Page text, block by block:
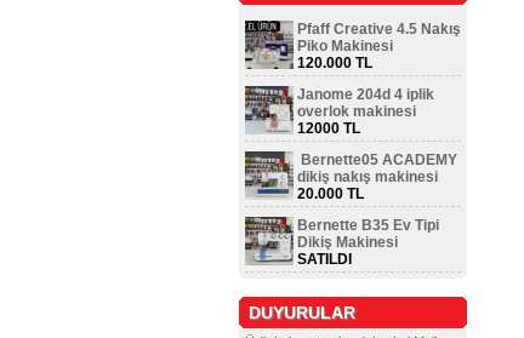
Pfaff Creative 4.5 Nakış
Piko Makinesi
120.000 TL
Janome 204d 4 iplik
overlok makinesi
12000 TL
Bernette05 ACADEMY
dikiş nakış makinesi
20.000 TL
Bernette B35 Ev Tipi
Dikiş Makinesi
SATILDI
DUYURULAR